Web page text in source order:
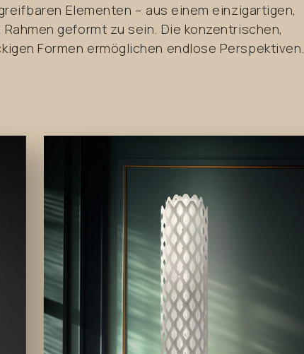
Elementen – aus einem einzigartigen,
Rahmen geformt zu sein. Die konzentrischen,
Formen ermöglichen endlose Perspektiven.